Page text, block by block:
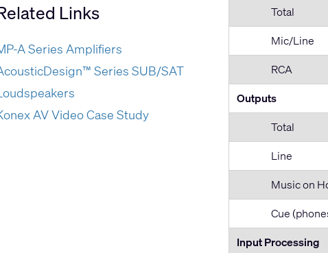
Links
A Series Amplifiers
Series SUB/SAT
AV Video Case Study
Total
Mic/Line
RCA
Outputs
Total
Line
Music on
Cue
Input Processing